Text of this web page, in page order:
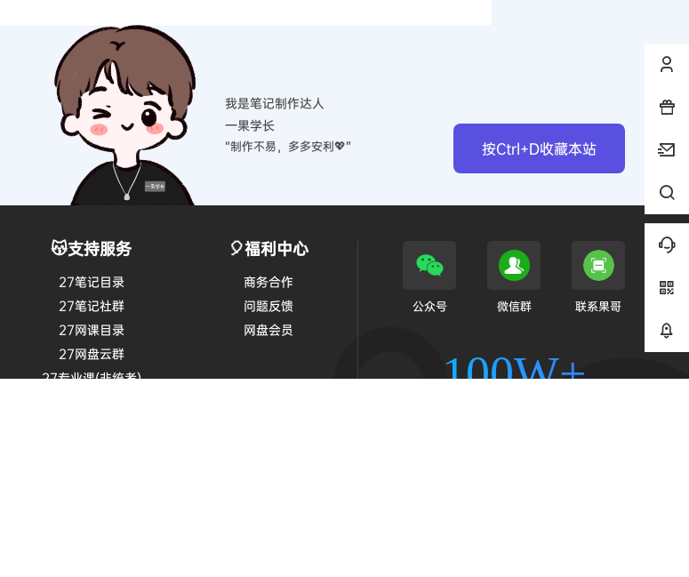
按Ctrl+D收藏本站
我是笔记制作达人
一果学长
“制作不易，多多安利💖”
😽支持服务
27笔记目录
27笔记社群
27网课目录
27网盘云群
27专业课(非统考)
🎈福利中心
商务合作
问题反馈
网盘会员
公众号 微信群 联系果哥
100W+